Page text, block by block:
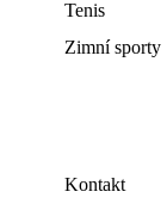
Tenis
Zimní sporty
Kontakt